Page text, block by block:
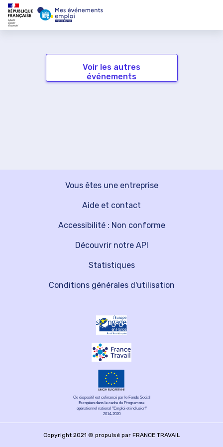
Voir les autres
événements
Vous êtes une entreprise
Découvrir notre API
Aide et contact
Statistiques
Accessibilité : Non conforme
Conditions générales d'utilisation
Ce dispositif est cofinancé par le Fonds Social
Européen dans le cadre du Programme
opérationnel national "Emploi et inclusion"
2014-2020
Copyright 2021 © propulsé par FRANCE TRAVAIL